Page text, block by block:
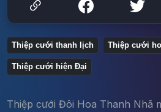
Thiệp cưới thanh lịch Thiệp cưới
Thiệp cưới hiện Đại
Thiệp cưới Đôi Hoa Thanh Nhã